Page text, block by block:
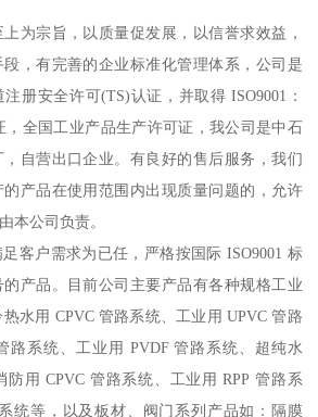
为宗旨，以质量促发展，以信誉求效益，
，有完善的企业标准化管理体系，公司是
册安全许可(TS)认证，并取得 ISO9001：
，全国工业产品生产许可证，我公司是中石
自营出口企业。有良好的售后服务，我们
产品在使用范围内出现质量问题的，允许
本公司负责。
客户需求为已任，严格按国际 ISO9001 标
产品。目前公司主要产品有各种规格工业
水用 CPVC 管路系统、工业用 UPVC 管路
路系统、工业用 PVDF 管路系统、超纯水
防用 CPVC 管路系统、工业用 RPP 管路系
统等，以及板材、阀门系列产品如：隔膜